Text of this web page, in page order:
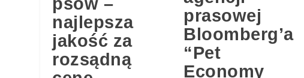
psów –
najlepsza
jakość za
rozsądną
prasowej
Bloomberg’a
“Pet
Economy